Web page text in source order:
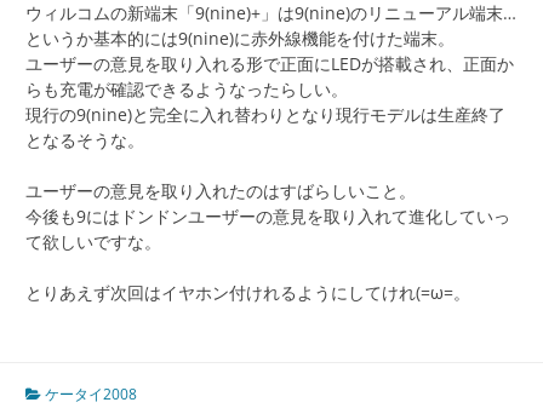
ウィルコムの新端末「9(nine)+」は9(nine)のリニューアル端末…
というか基本的には9(nine)に赤外線機能を付けた端末。
ユーザーの意見を取り入れる形で正面にLEDが搭載され、正面か
らも充電が確認できるようなったらしい。
現行の9(nine)と完全に入れ替わりとなり現行モデルは生産終了
となるそうな。
ユーザーの意見を取り入れたのはすばらしいこと。
今後も9にはドンドンユーザーの意見を取り入れて進化していっ
て欲しいですな。
とりあえず次回はイヤホン付けれるようにしてけれ(=ω=。
ケータイ2008